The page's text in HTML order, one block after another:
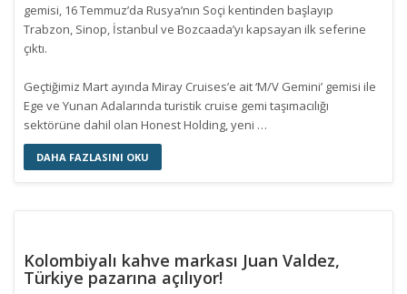
gemisi, 16 Temmuz’da Rusya’nın Soçi kentinden başlayıp
Trabzon, Sinop, İstanbul ve Bozcaada’yı kapsayan ilk seferine
çıktı.
Geçtiğimiz Mart ayında Miray Cruises’e ait ‘M/V Gemini’ gemisi ile
Ege ve Yunan Adalarında turistik cruise gemi taşımacılığı
sektörüne dahil olan Honest Holding, yeni …
DAHA FAZLASINI OKU
Kolombiyalı kahve markası Juan Valdez,
Türkiye pazarına açılıyor!